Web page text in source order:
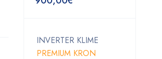
INVERTER KLIME
PREMIUM KRON